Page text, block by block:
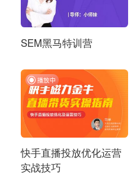
SEM黑马特训营
快手直播投放优化运营
实战技巧